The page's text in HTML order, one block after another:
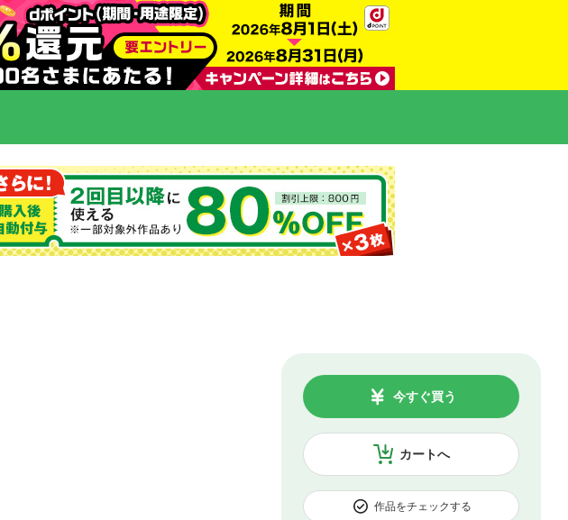
カートへ
今すぐ買う
作品をチェックする